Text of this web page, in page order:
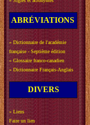
ABRÉVIATIONS
» Dictionnaire de l'académie
française - Septième édition
» Glossaire franco-canadien
» Dictionnaire Français-Anglais
DIVERS
» Liens
Faire un lien